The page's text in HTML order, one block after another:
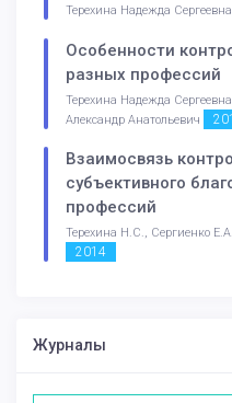
Терехина Надежда Сергеевна
Особенности
разных профессий
Терехина Надежда
Александр Анатольевич
Взаимосвязь
субъективного
профессий
Терехина Н.С., Сергиенко
2014
Журналы